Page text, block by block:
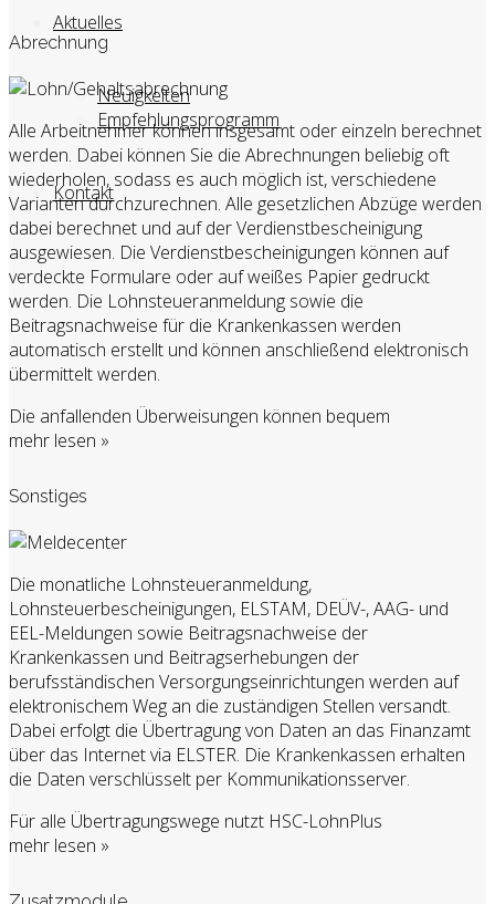
Aktuelles
Neuigkeiten
Empfehlungsprogramm
Kontakt
Abrechnung
Alle Arbeitnehmer können insgesamt oder einzeln berechnet
werden. Dabei können Sie die Abrechnungen beliebig oft
wiederholen, sodass es auch möglich ist, verschiedene
Varianten durchzurechnen. Alle gesetzlichen Abzüge werden
dabei berechnet und auf der Verdienstbescheinigung
ausgewiesen. Die Verdienstbescheinigungen können auf
verdeckte Formulare oder auf weißes Papier gedruckt
werden. Die Lohnsteueranmeldung sowie die
Beitragsnachweise für die Krankenkassen werden
automatisch erstellt und können anschließend elektronisch
übermittelt werden.
Die anfallenden Überweisungen können bequem
mehr lesen »
Sonstiges
Die monatliche Lohnsteueranmeldung,
Lohnsteuerbescheinigungen, ELSTAM, DEÜV-, AAG- und
EEL-Meldungen sowie Beitragsnachweise der
Krankenkassen und Beitragserhebungen der
berufsständischen Versorgungseinrichtungen werden auf
elektronischem Weg an die zuständigen Stellen versandt.
Dabei erfolgt die Übertragung von Daten an das Finanzamt
über das Internet via ELSTER. Die Krankenkassen erhalten
die Daten verschlüsselt per Kommunikationsserver.
Für alle Übertragungswege nutzt HSC-LohnPlus
mehr lesen »